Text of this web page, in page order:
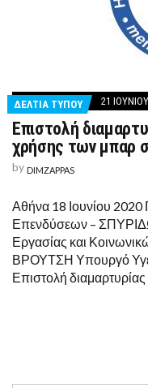
ΔΕΛΤΙΑ ΤΥΠΟΥ 21
Επιστολή
χρήσης των μπαρ
by DIMZAPPAS
Αθήνα 18 Ιουνίου
Επενδύσεων –
Εργασίας και
ΒΡΟΥΤΣΗ Υπουργό
Επιστολή